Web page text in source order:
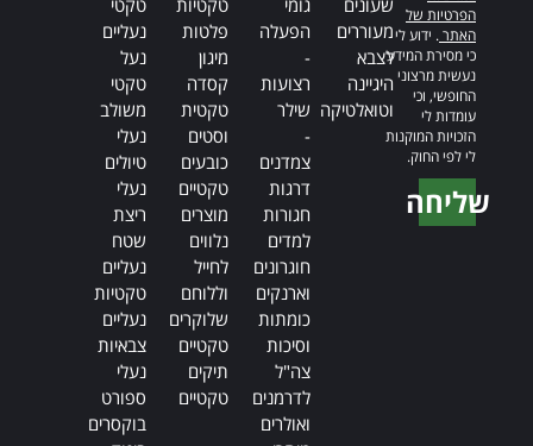
הפרטיות של
האתר. ידוע לי
כי מסירת המידע
נעשית מרצוני
החופשי, וכי
עומדות לי
הזכויות המוקנות
לי לפי החוק.
שליחה
שעונים
מעוררים
לצבא
היגיינה
וטואלטיקה
גומי
הפעלה
-
רצועות
שילר
-
צמדנים
דרגות
חגורות
למדים
חוגרונים
וארנקים
כומתות
וסיכות
צה"ל
לדרמנים
ואולרים
טקטיות
פלטות
מיגון
קסדה
טקטית
וסטים
כובעים
טקטיים
מוצרים
נלווים
לחייל
וללוחם
שלוקרים
טקטיים
תיקים
טקטיים
טקטי
נעליים
נעל
טקטי
משולב
נעלי
טיולים
נעלי
ריצת
שטח
נעליים
טקטיות
נעליים
צבאיות
נעלי
ספורט
בוקסרים